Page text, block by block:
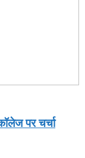
पर चर्चा